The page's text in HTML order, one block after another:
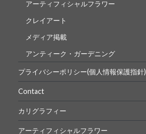
アーティフィシャルフラワー
クレイアート
メディア掲載
アンティーク・ガーデニング
プライバシーポリシー(個人情報保護指針)
Contact
カリグラフィー
アーティフィシャルフラワー